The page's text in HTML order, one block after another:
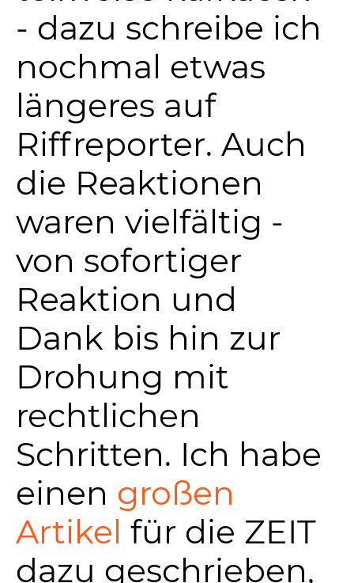
- dazu schreibe ich
nochmal etwas
längeres auf
Riffreporter. Auch
die Reaktionen
waren vielfältig -
von sofortiger
Reaktion und
Dank bis hin zur
Drohung mit
rechtlichen
Schritten. Ich habe
einen großen
Artikel für die ZEIT
dazu geschrieben,